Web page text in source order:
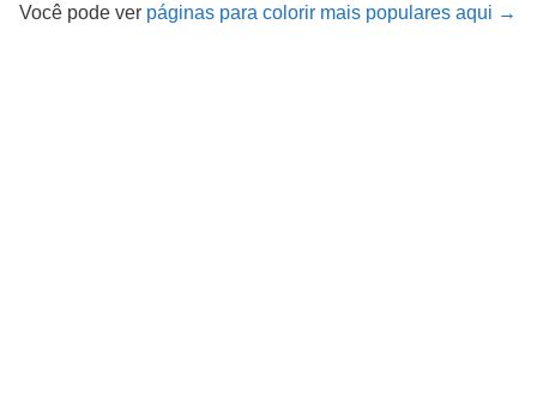
Você pode ver páginas para colorir mais populares aqui →